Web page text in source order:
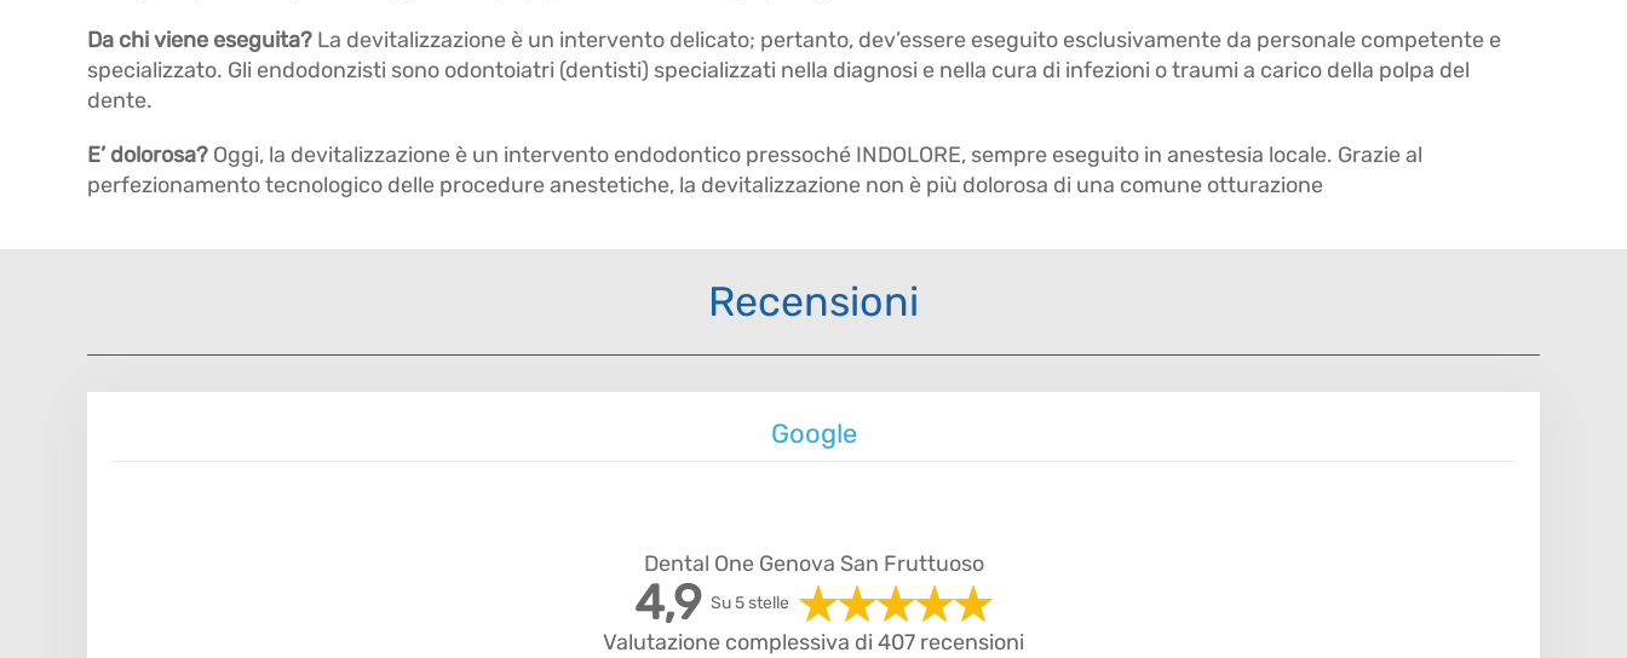
Da chi viene eseguita? La devitalizzazione è un intervento delicato; pertanto, dev’essere eseguito esclusivamente da personale competente e
specializzato. Gli endodonzisti sono odontoiatri (dentisti) specializzati nella diagnosi e nella cura di infezioni o traumi a carico della polpa del
dente.
E’ dolorosa? Oggi, la devitalizzazione è un intervento endodontico pressoché INDOLORE, sempre eseguito in anestesia locale. Grazie al
perfezionamento tecnologico delle procedure anestetiche, la devitalizzazione non è più dolorosa di una comune otturazione
Recensioni
Google
Dental One Genova San Fruttuoso
4,9 Su 5 stelle
Valutazione complessiva di 407 recensioni